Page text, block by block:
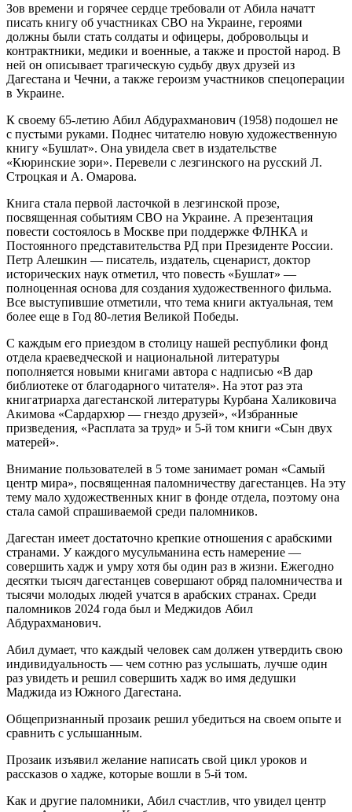
Зов времени и горячее сердце требовали от Абила начатт
писать книгу об участниках СВО на Украине, героями
должны были стать солдаты и офицеры, добровольцы и
контрактники, медики и военные, а также и простой народ. В
ней он описывает трагическую судьбу двух друзей из
Дагестана и Чечни, а также героизм участников спецоперации
в Украине.
К своему 65-летию Абил Абдурахманович (1958) подошел не
с пустыми руками. Поднес читателю новую художественную
книгу «Бушлат». Она увидела свет в издательстве
«Кюринские зори». Перевели с лезгинского на русский Л.
Строцкая и А. Омарова.
Книга стала первой ласточкой в лезгинской прозе,
посвященная событиям СВО на Украине. А презентация
повести состоялось в Москве при поддержке ФЛНКА и
Постоянного представительства РД при Президенте России.
Петр Алешкин — писатель, издатель, сценарист, доктор
исторических наук отметил, что повесть «Бушлат» —
полноценная основа для создания художественного фильма.
Все выступившие отметили, что тема книги актуальная, тем
более еще в Год 80-летия Великой Победы.
С каждым его приездом в столицу нашей республики фонд
отдела краеведческой и национальной литературы
пополняется новыми книгами автора с надписью «В дар
библиотеке от благодарного читателя». На этот раз эта
книгатриарха дагестанской литературы Курбана Халиковича
Акимова «Сардархюр — гнездо друзей», «Избранные
призведения, «Расплата за труд» и 5-й том книги «Сын двух
матерей».
Внимание пользователей в 5 томе занимает роман «Самый
центр мира», посвященная паломничеству дагестанцев. На эту
тему мало художественных книг в фонде отдела, поэтому она
стала самой спрашиваемой среди паломников.
Дагестан имеет достаточно крепкие отношения с арабскими
странами. У каждого мусульманина есть намерение —
совершить хадж и умру хотя бы один раз в жизни. Ежегодно
десятки тысяч дагестанцев совершают обряд паломничества и
тысячи молодых людей учатся в арабских странах. Среди
паломников 2024 года был и Меджидов Абил
Абдурахманович.
Абил думает, что каждый человек сам должен утвердить свою
индивидуальность — чем сотню раз услышать, лучше один
раз увидеть и решил совершить хадж во имя дедушки
Маджида из Южного Дагестана.
Общепризнанный прозаик решил убедиться на своем опыте и
сравнить с услышанным.
Прозаик изъявил желание написать свой цикл уроков и
рассказов о хадже, которые вошли в 5-й том.
Как и другие паломники, Абил счастлив, что увидел центр